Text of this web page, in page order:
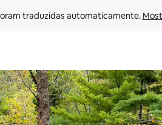
traduzidas automaticamente.